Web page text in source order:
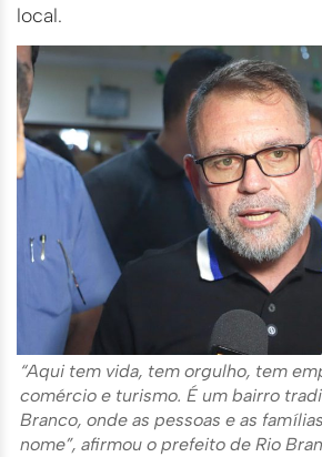
local.
“Aqui tem vida, tem orgulho, tem
comércio e turismo. É um bairro
Branco, onde as pessoas e as
nome”, afirmou o prefeito de Rio